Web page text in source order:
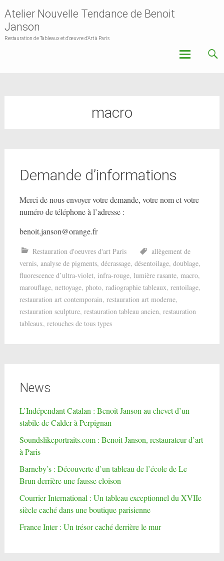
Atelier Nouvelle Tendance de Benoit
Janson
Restauration de Tableaux et d'œuvre d'Art à Paris
macro
Demande d’informations
Merci de nous envoyer votre demande, votre nom et votre
numéro de téléphone à l’adresse :
benoit.janson@orange.fr
Restauration d'oeuvres d'art Paris
allègement de
vernis, analyse de pigments, décrassage, désentoilage, doublage,
fluorescence d’ultra-violet, infra-rouge, lumière rasante, macro,
marouflage, nettoyage, photo, radiographie tableaux, rentoilage,
restauration art contemporain, restauration art moderne,
restauration sculpture, restauration tableau ancien, restauration
tableaux, retouches de tous types
News
L’Indépendant Catalan : Benoit Janson au chevet d’un
stabile de Calder à Perpignan
Soundslikeportraits.com : Benoit Janson, restaurateur d’art
à Paris
Barneby’s : Découverte d’un tableau de l’école de Le
Brun derrière une fausse cloison
Courrier International : Un tableau exceptionnel du XVIIe
siècle caché dans une boutique parisienne
France Inter : Un trésor caché derrière le mur